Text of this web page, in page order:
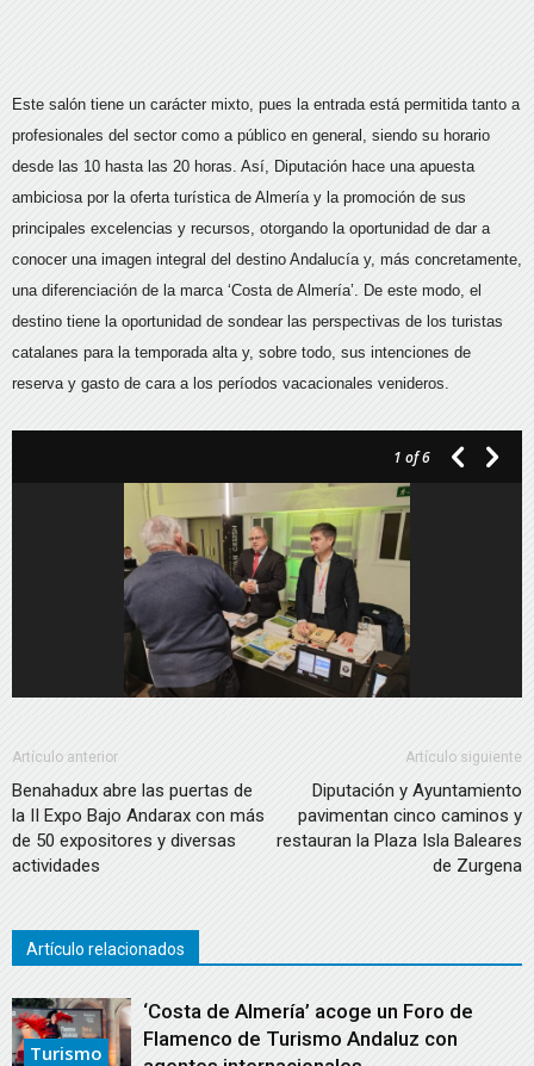
Este salón tiene un carácter mixto, pues la entrada está permitida tanto a
profesionales del sector como a público en general, siendo su horario
desde las 10 hasta las 20 horas. Así, Diputación hace una apuesta
ambiciosa por la oferta turística de Almería y la promoción de sus
principales excelencias y recursos, otorgando la oportunidad de dar a
conocer una imagen integral del destino Andalucía y, más concretamente,
una diferenciación de la marca ‘Costa de Almería’. De este modo, el
destino tiene la oportunidad de sondear las perspectivas de los turistas
catalanes para la temporada alta y, sobre todo, sus intenciones de
reserva y gasto de cara a los períodos vacacionales venideros.
1 of 6
Artículo anterior
Benahadux abre las puertas de
la II Expo Bajo Andarax con más
de 50 expositores y diversas
actividades
Artículo siguiente
Diputación y Ayuntamiento
pavimentan cinco caminos y
restauran la Plaza Isla Baleares
de Zurgena
Artículo relacionados
Turismo
‘Costa de Almería’ acoge un Foro de
Flamenco de Turismo Andaluz con